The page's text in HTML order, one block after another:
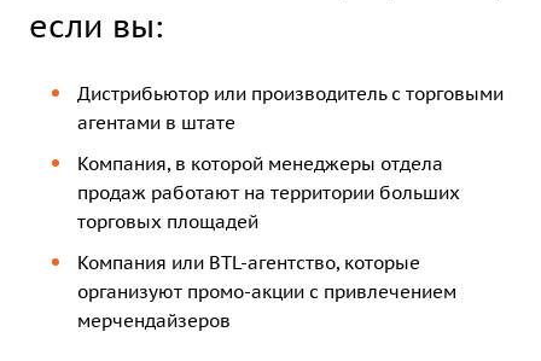
если вы:
Дистрибьютор или производитель с торговыми
агентами в штате
Компания, в которой менеджеры отдела
продаж работают на территории больших
торговых площадей
Компания или BTL-агентство, которые
организуют промо-акции с привлечением
мерчендайзеров